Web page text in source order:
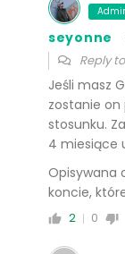
seyonne
Reply to
Jeśli masz
zostanie on
stosunku.
4 miesiące
Opisywana
koncie,
2 0